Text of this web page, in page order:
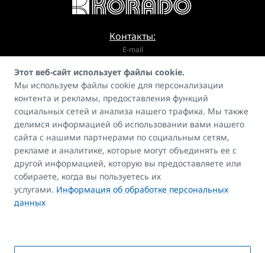
Контакты:
E-mail
info@korado.cz
Гид
FAQ
Контакты
Этот веб-сайт использует файлы cookie.
Мы используем файлы cookie для персонализации
контента и рекламы, предоставления функций
социальных сетей и анализа нашего трафика. Мы также
делимся информацией об использовании вами нашего
сайта с нашими партнерами по социальным сетям,
рекламе и аналитике, которые могут объединять ее с
другой информацией, которую вы предоставляете или
собираете, когда вы пользуетесь их
услугами. Информация об обработке персональных
данных